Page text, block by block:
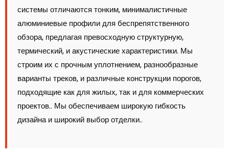
системы отличаются тонким, минималистичные
алюминиевые профили для беспрепятственного
обзора, предлагая превосходную структурную,
термический, и акустические характеристики. Мы
строим их с прочным уплотнением, разнообразные
варианты треков, и различные конструкции порогов,
подходящие как для жилых, так и для коммерческих
проектов.. Мы обеспечиваем широкую гибкость
дизайна и широкий выбор отделки..